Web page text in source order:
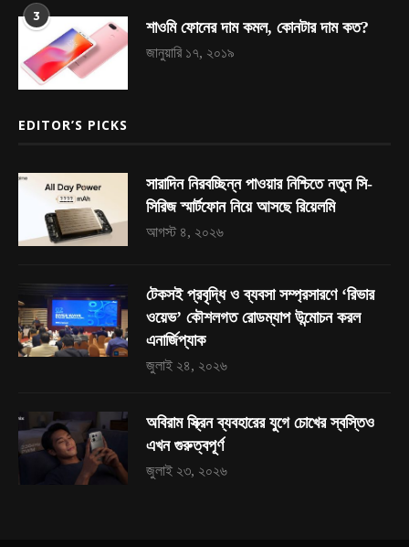
3
শাওমি ফোনের দাম কমল, কোনটার দাম কত?
জানুয়ারি ১৭, ২০১৯
EDITOR’S PICKS
সারাদিন নিরবচ্ছিন্ন পাওয়ার নিশ্চিতে নতুন সি-
সিরিজ স্মার্টফোন নিয়ে আসছে রিয়েলমি
আগস্ট ৪, ২০২৬
টেকসই প্রবৃদ্ধি ও ব্যবসা সম্প্রসারণে ‘রিভার
ওয়েভ’ কৌশলগত রোডম্যাপ উন্মোচন করল
এনার্জিপ্যাক
জুলাই ২৪, ২০২৬
অবিরাম স্ক্রিন ব্যবহারের যুগে চোখের স্বস্তিও
এখন গুরুত্বপূর্ণ
জুলাই ২৩, ২০২৬